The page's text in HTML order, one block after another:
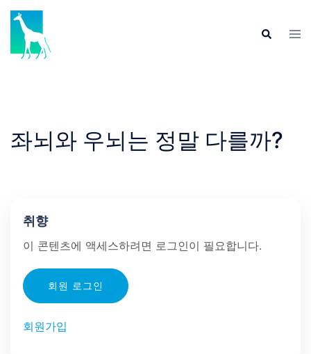
Skip
content
Search
좌뇌와 우뇌는 정말 다를까?
취향
이 콘텐츠에 액세스하려면 로그인이 필요합니다.
회원 로그인
회원가입